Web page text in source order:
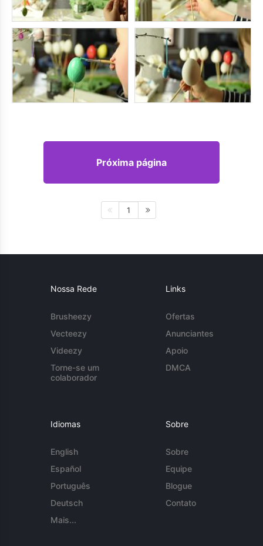
Próxima página
1
Nossa Rede
Brusheezy
Vecteezy
Videezy
Torne-se um
colaborador
Links
Ofertas
Anunciantes
Apoio
DMCA
Idiomas
English
Español
Português
Deutsch
Mais...
Sobre
Sobre
Equipe
Blogue
Contato